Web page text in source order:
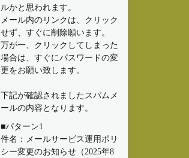
ルかと思われます。
メール内のリンクは、クリック
せず、すぐに削除願います。
万が一、クリックしてしまった
場合は、すぐにパスワードの変
更をお願い致します。
下記が確認されましたスパムメ
ールの内容となります。
■パターン1
件名：メールサービス運用ポリ
シー変更のお知らせ（2025年8